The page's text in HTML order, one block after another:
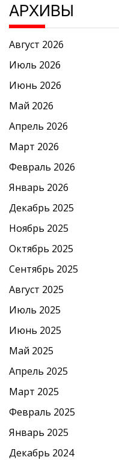
АРХИВЫ
Август 2026
Июль 2026
Июнь 2026
Май 2026
Апрель 2026
Март 2026
Февраль 2026
Январь 2026
Декабрь 2025
Ноябрь 2025
Октябрь 2025
Сентябрь 2025
Август 2025
Июль 2025
Июнь 2025
Май 2025
Апрель 2025
Март 2025
Февраль 2025
Январь 2025
Декабрь 2024